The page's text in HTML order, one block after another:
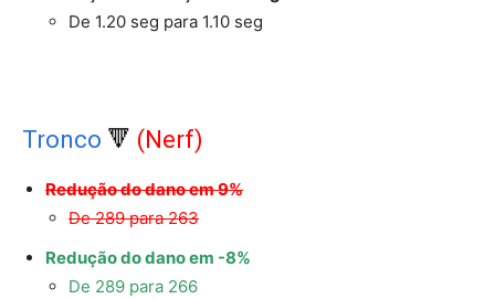
De 1.20 seg para 1.10 seg
Tronco 🔻 (Nerf)
Redução do dano em 9%
De 289 para 263
Redução do dano em -8%
De 289 para 266